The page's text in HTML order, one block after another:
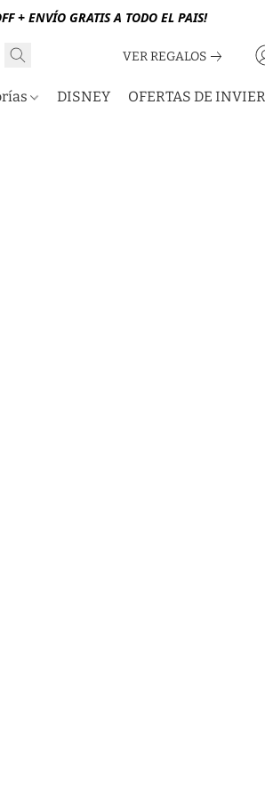
+ ENVÍO GRATIS A TODO EL PAIS!
VER REGALOS
DISNEY OFERTAS DE